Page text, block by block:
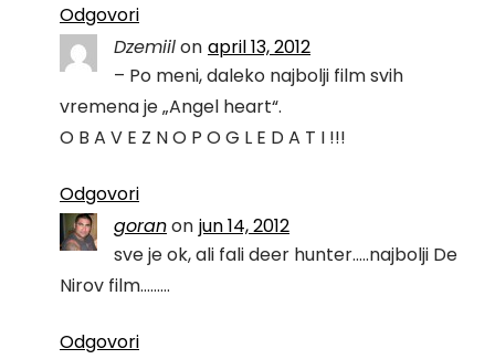
Odgovori
Dzemiilon april 13, 2012
– Po meni, daleko najbolji film svih
vremena je „Angel heart“.
O B A V E Z N O P O G L E D A T I !!!
Odgovori
goranon jun 14, 2012
sve je ok, ali fali deer hunter…..najbolji De
Nirov film………
Odgovori